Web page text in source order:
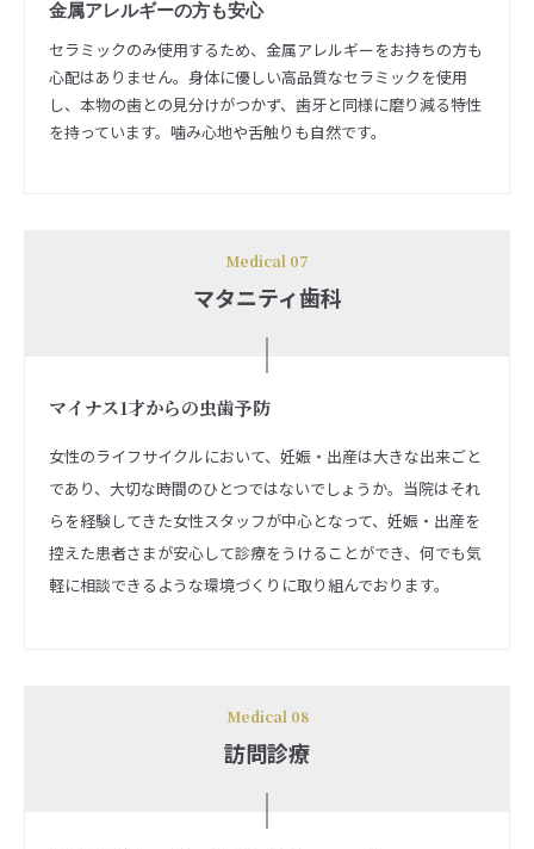
金属アレルギーの方も安心
セラミックのみ使用するため、金属アレルギーをお持ちの方も
心配はありません。身体に優しい高品質なセラミックを使用
し、本物の歯との見分けがつかず、歯牙と同様に磨り減る特性
を持っています。噛み心地や舌触りも自然です。
Medical 07
マタニティ歯科
マイナス1才からの虫歯予防
女性のライフサイクルにおいて、妊娠・出産は大きな出来ごと
であり、大切な時間のひとつではないでしょうか。当院はそれ
らを経験してきた女性スタッフが中心となって、妊娠・出産を
控えた患者さまが安心して診療をうけることができ、何でも気
軽に相談できるような環境づくりに取り組んでおります。
Medical 08
訪問診療